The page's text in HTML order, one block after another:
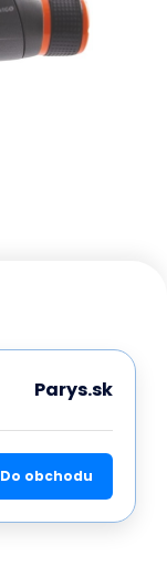
Parys.sk
Do obchodu